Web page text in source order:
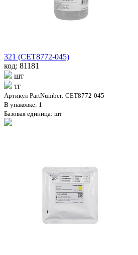
321 (CET8772-045)
код: 81181
шт
тг
Артикул-PartNumber: CET8772-045
В упаковке: 1
Базовая единица: шт